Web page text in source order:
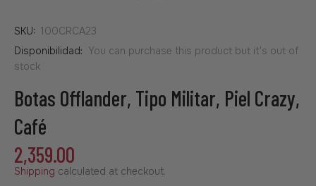
SKU: 100CRCA23
Disponibilidad: You can purchase this product but it's out of
stock
Botas Offlander, Tipo Militar, Piel Crazy,
Café
2,359.00
Shipping calculated at checkout.